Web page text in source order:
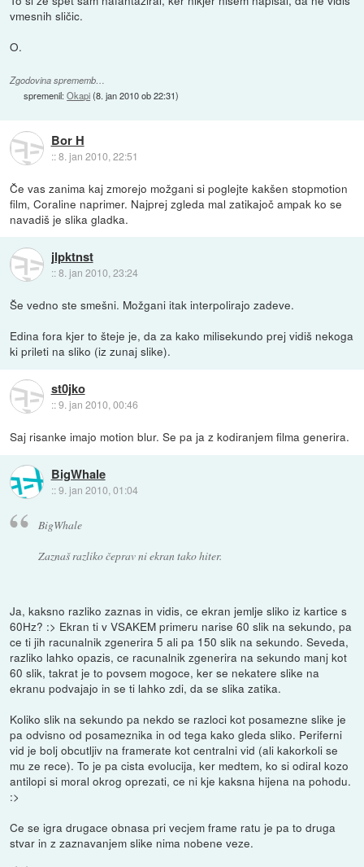
vmesnih sličic.
O.
Zgodovina sprememb…
spremenil:Okapi(8. jan 2010 ob 22:31)
Bor H
::8. jan 2010, 22:51
Če vas zanima kaj zmorejo možgani si poglejte kakšen stopmotion
film, Coraline naprimer. Najprej zgleda mal zatikajoč ampak ko se
navadiš je slika gladka.
jlpktnst
::8. jan 2010, 23:24
Še vedno ste smešni. Možgani itak interpolirajo zadeve.
Edina fora kjer to šteje je, da za kako milisekundo prej vidiš nekoga
ki prileti na sliko (iz zunaj slike).
st0jko
::9. jan 2010, 00:46
Saj risanke imajo motion blur. Se pa ja z kodiranjem filma generira.
BigWhale
::9. jan 2010, 01:04
BigWhale
Zaznaš razliko čeprav ni ekran tako hiter.
Ja, kaksno razliko zaznas in vidis, ce ekran jemlje sliko iz kartice s
60Hz? :> Ekran ti v VSAKEM primeru narise 60 slik na sekundo, pa
ce ti jih racunalnik zgenerira 5 ali pa 150 slik na sekundo. Seveda,
razliko lahko opazis, ce racunalnik zgenerira na sekundo manj kot
60 slik, takrat je to povsem mogoce, ker se nekatere slike na
ekranu podvajajo in se ti lahko zdi, da se slika zatika.
Koliko slik na sekundo pa nekdo se razloci kot posamezne slike je
pa odvisno od posameznika in od tega kako gleda sliko. Periferni
vid je bolj obcutljiv na framerate kot centralni vid (ali kakorkoli se
mu ze rece). To je pa cista evolucija, ker medtem, ko si odiral kozo
antilopi si moral okrog oprezati, ce ni kje kaksna hijena na pohodu.
:>
Ce se igra drugace obnasa pri vecjem frame ratu je pa to druga
stvar in z zaznavanjem slike nima nobene veze.